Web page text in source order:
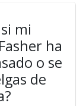
mi
ha
o se
de